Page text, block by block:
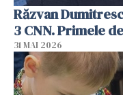
Răzvan
3 CNN. Primele
31 MAI 2026